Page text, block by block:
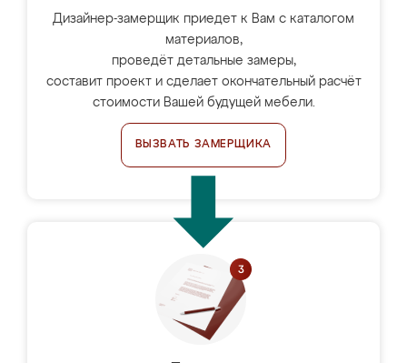
Дизайнер-замерщик приедет к Вам с каталогом
материалов,
проведёт детальные замеры,
составит проект и сделает окончательный расчёт
стоимости Вашей будущей мебели.
ВЫЗВАТЬ ЗАМЕРЩИКА